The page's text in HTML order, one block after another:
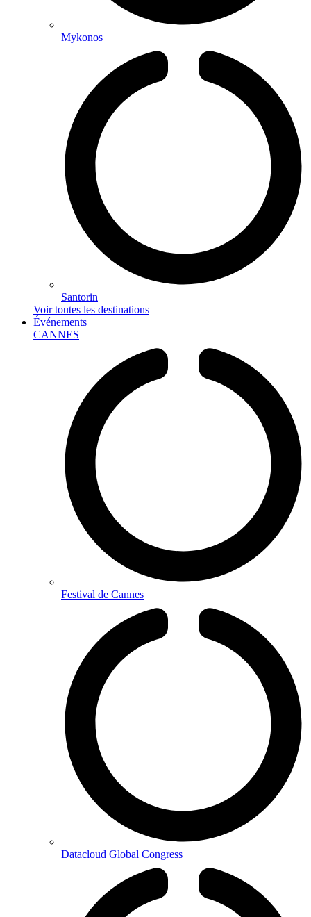
Mykonos
Santorin
Voir toutes les destinations
Événements
CANNES
Festival de Cannes
Datacloud Global Congress